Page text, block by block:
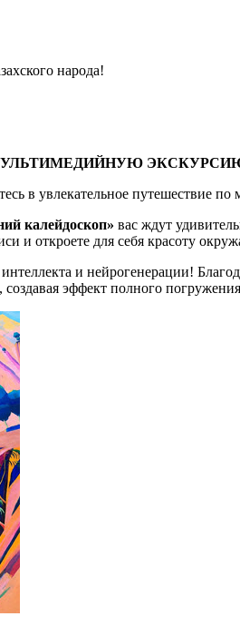
народа!
в увлекательное путешествие
калейдоскоп» вас ждут
и откроете для себя красоту
и нейрогенерации!
эффект полного